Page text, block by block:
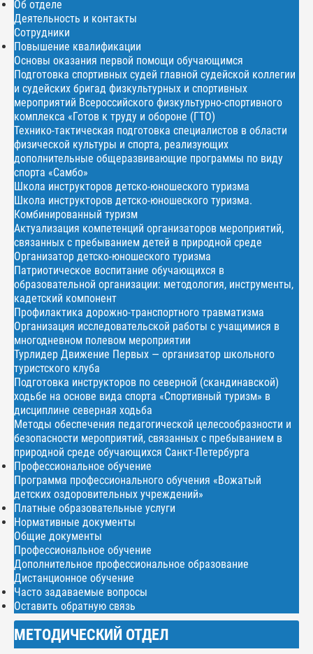
Об отделе
Деятельность и контакты
Сотрудники
Повышение квалификации
Основы оказания первой помощи обучающимся
Подготовка спортивных судей главной судейской коллегии
и судейских бригад физкультурных и спортивных
мероприятий Всероссийского физкультурно-спортивного
комплекса «Готов к труду и обороне (ГТО)
Технико-тактическая подготовка специалистов в области
физической культуры и спорта, реализующих
дополнительные общеразвивающие программы по виду
спорта «Самбо»
Школа инструкторов детско-юношеского туризма
Школа инструкторов детско-юношеского туризма.
Комбинированный туризм
Актуализация компетенций организаторов мероприятий,
связанных с пребыванием детей в природной среде
Организатор детско-юношеского туризма
Патриотическое воспитание обучающихся в
образовательной организации: методология, инструменты,
кадетский компонент
Профилактика дорожно-транспортного травматизма
Организация исследовательской работы с учащимися в
многодневном полевом мероприятии
Турлидер Движение Первых — организатор школьного
туристского клуба
Подготовка инструкторов по северной (скандинавской)
ходьбе на основе вида спорта «Спортивный туризм» в
дисциплине северная ходьба
Методы обеспечения педагогической целесообразности и
безопасности мероприятий, связанных с пребыванием в
природной среде обучающихся Санкт-Петербурга
Профессиональное обучение
Программа профессионального обучения «Вожатый
детских оздоровительных учреждений»
Платные образовательные услуги
Нормативные документы
Общие документы
Профессиональное обучение
Дополнительное профессиональное образование
Дистанционное обучение
Часто задаваемые вопросы
Оставить обратную связь
МЕТОДИЧЕСКИЙ ОТДЕЛ